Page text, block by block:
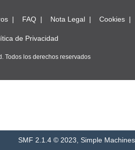
FAQ Nota Legal Cookies
de Privacidad
Todos los derechos reservados
SMF 2.1.4 © 2023, Simple Machines